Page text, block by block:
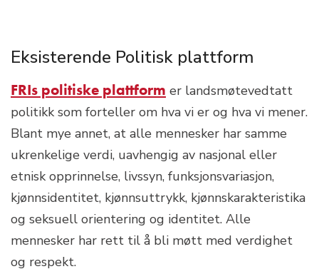
Eksisterende Politisk plattform
FRIs politiske plattform er landsmøtevedtatt
politikk som forteller om hva vi er og hva vi mener.
Blant mye annet, at alle mennesker har samme
ukrenkelige verdi, uavhengig av nasjonal eller
etnisk opprinnelse, livssyn, funksjonsvariasjon,
kjønnsidentitet, kjønnsuttrykk, kjønnskarakteristika
og seksuell orientering og identitet. Alle
mennesker har rett til å bli møtt med verdighet
og respekt.